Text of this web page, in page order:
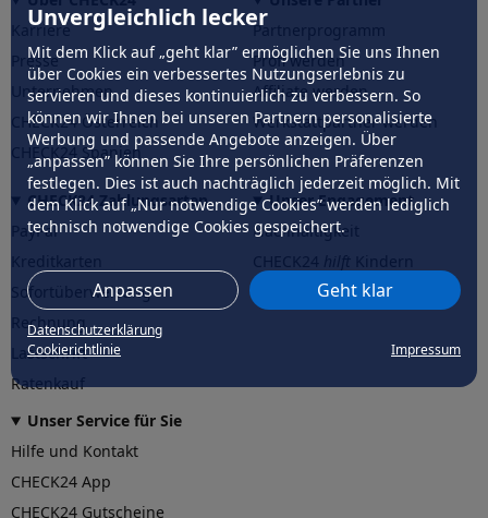
Unvergleichlich lecker
Mit dem Klick auf „geht klar” ermöglichen Sie uns Ihnen
über Cookies ein verbessertes Nutzungserlebnis zu
servieren und dieses kontinuierlich zu verbessern. So
können wir Ihnen bei unseren Partnern personalisierte
Werbung und passende Angebote anzeigen. Über
„anpassen” können Sie Ihre persönlichen Präferenzen
festlegen. Dies ist auch nachträglich jederzeit möglich. Mit
dem Klick auf „Nur notwendige Cookies” werden lediglich
technisch notwendige Cookies gespeichert.
Anpassen Geht klar
Datenschutzerklärung
Cookierichtlinie
Impressum
Karriere
Presse
Unternehmen
CHECK24 Österreich
CHECK24 Spanien
Partnerprogramm
Profi werden
Affiliate werden
Werkstattpartner werden
CHECK24 Zahlungsarten
PayPal
Sofortüberweisung
Rechnung
Lastschrift
Ratenkauf
Unser Engagement
Nachhaltigkeit
CHECK24hilftder Natur
Unser Service für Sie
Hilfe und Kontakt
CHECK24 App
CHECK24 Gutscheine